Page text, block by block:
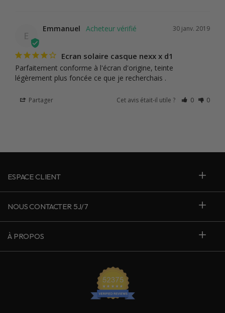
E
30 janv. 2019
Emmanuel
Ecran solaire casque nexx x d1
Parfaitement conforme à l'écran d'origine, teinte
légèrement plus foncée ce que je recherchais .
Partager Cet avis était-il utile ? 0 0
ESPACE CLIENT
NOUS CONTACTER 5J/7
À PROPOS